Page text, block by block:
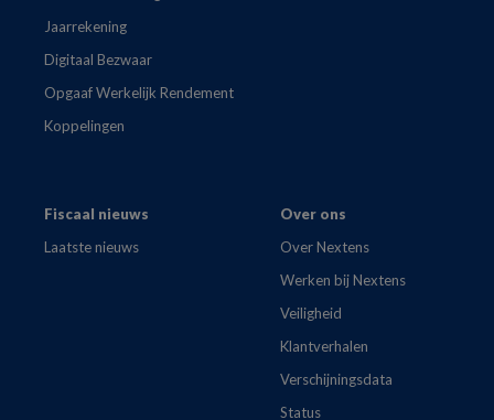
Jaarrekening
Digitaal Bezwaar
Opgaaf Werkelijk Rendement
Koppelingen
Fiscaal nieuws
Laatste nieuws
Over ons
Over Nextens
Werken bij Nextens
Veiligheid
Klantverhalen
Verschijningsdata
Status